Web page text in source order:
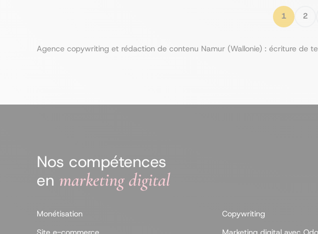
1 2
Agence copywriting et rédaction de contenu Namur (Wallonie) : écriture de
Nos compétences
en marketing digital
Monétisation
Copywriting